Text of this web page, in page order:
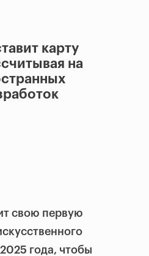
карту
на
свою первую
года, чтобы